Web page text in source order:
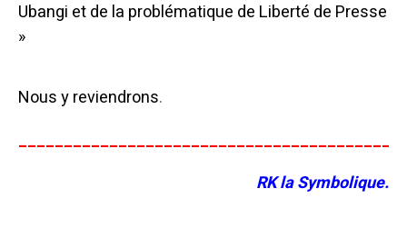
Ubangi et de la problématique de Liberté de Presse
»
Nous y reviendrons.
RK la Symbolique.